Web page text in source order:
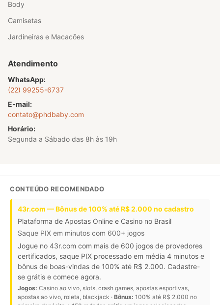
Body
Camisetas
Jardineiras e Macacões
Atendimento
WhatsApp:
(22) 99255-6737
E-mail:
contato@phdbaby.com
Horário:
Segunda a Sábado das 8h às 19h
CONTEÚDO RECOMENDADO
43r.com — Bônus de 100% até R$ 2.000 no cadastro
Plataforma de Apostas Online e Casino no Brasil
Saque PIX em minutos com 600+ jogos
Jogue no 43r.com com mais de 600 jogos de provedores
certificados, saque PIX processado em média 4 minutos e
bônus de boas-vindas de 100% até R$ 2.000. Cadastre-
se grátis e comece agora.
Jogos: Casino ao vivo, slots, crash games, apostas esportivas,
apostas ao vivo, roleta, blackjack · Bônus: 100% até R$ 2.000 no